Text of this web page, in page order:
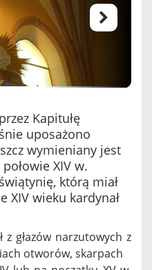
Kapitułę
uposażono
wymieniany jest
XIV w.
którą miał
XIV wieku kardynał
z głazów narzutowych z
otworów, skarpach